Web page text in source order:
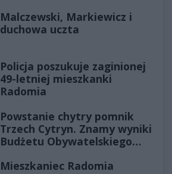
Malczewski, Markiewicz i
duchowa uczta
Policja poszukuje zaginionej
49-letniej mieszkanki
Radomia
Powstanie chytry pomnik
Trzech Cytryn. Znamy wyniki
Budżetu Obywatelskiego
Mieszkaniec Radomia